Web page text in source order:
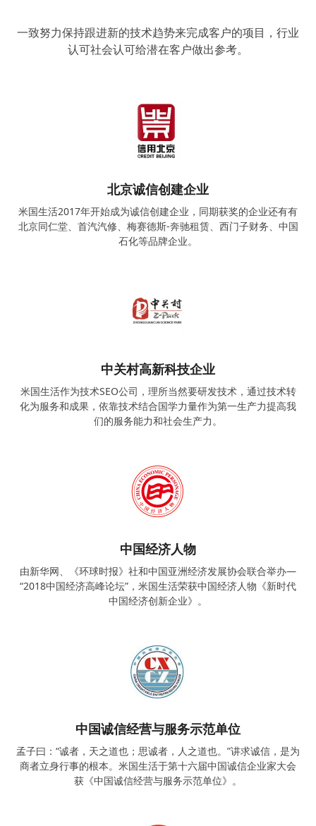
一致努力保持跟进新的技术趋势来完成客户的项目，行业
认可社会认可给潜在客户做出参考。
北京诚信创建企业
米国生活2017年开始成为诚信创建企业，同期获奖的企业还有有
北京同仁堂、首汽汽修、梅赛德斯-奔驰租赁、西门子财务、中国
石化等品牌企业。
中关村高新科技企业
米国生活作为技术SEO公司，理所当然要研发技术，通过技术转
化为服务和成果，依靠技术结合国学力量作为第一生产力提高我
们的服务能力和社会生产力。
中国经济人物
由新华网、《环球时报》社和中国亚洲经济发展协会联合举办—
“2018中国经济高峰论坛”，米国生活荣获中国经济人物《新时代
中国经济创新企业》。
中国诚信经营与服务示范单位
孟子曰：“诚者，天之道也；思诚者，人之道也。”讲求诚信，是为
商者立身行事的根本。米国生活于第十六届中国诚信企业家大会
获《中国诚信经营与服务示范单位》。